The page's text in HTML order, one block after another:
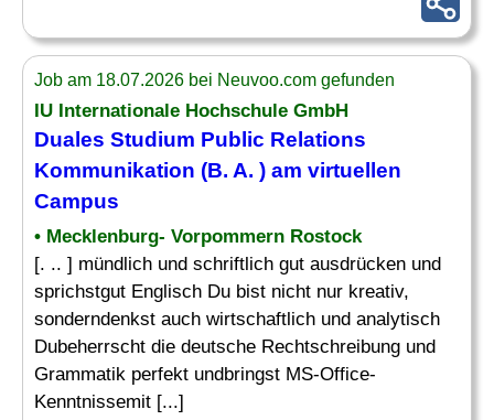
Job am 18.07.2026 bei Neuvoo.com gefunden
IU Internationale Hochschule GmbH
Duales Studium Public Relations
Kommunikation (B. A. ) am virtuellen
Campus
• Mecklenburg- Vorpommern Rostock
[. .. ] mündlich und schriftlich gut ausdrücken und
sprichstgut Englisch Du bist nicht nur kreativ,
sonderndenkst auch wirtschaftlich und analytisch
Dubeherrscht die deutsche Rechtschreibung und
Grammatik perfekt undbringst MS-Office-
Kenntnissemit [...]